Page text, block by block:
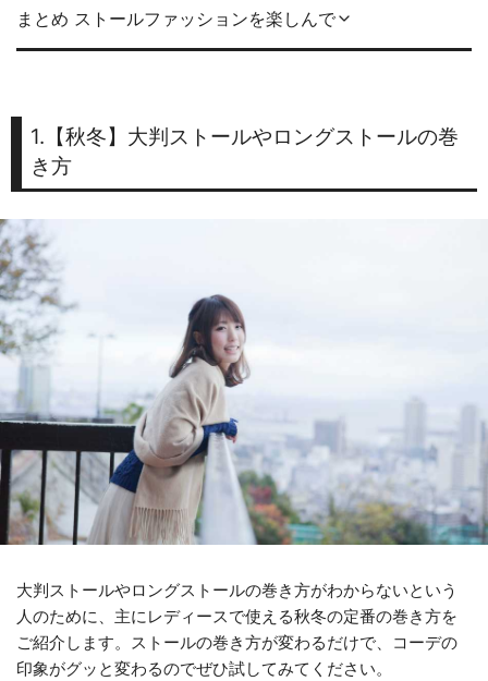
まとめ ストールファッションを楽しんで
1.【秋冬】大判ストールやロングストールの巻
き方
大判ストールやロングストールの巻き方がわからないという
人のために、主にレディースで使える秋冬の定番の巻き方を
ご紹介します。ストールの巻き方が変わるだけで、コーデの
印象がグッと変わるのでぜひ試してみてください。